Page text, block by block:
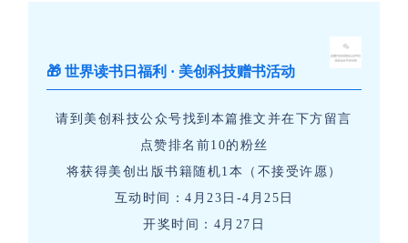
🎁 世界读书日福利 · 美创科技赠书活动
请到美创科技公众号找到本篇推文并在下方留言
点赞排名前10的粉丝
将获得美创出版书籍随机1本（不接受许愿）
互动时间：4月23日-4月25日
开奖时间：4月27日